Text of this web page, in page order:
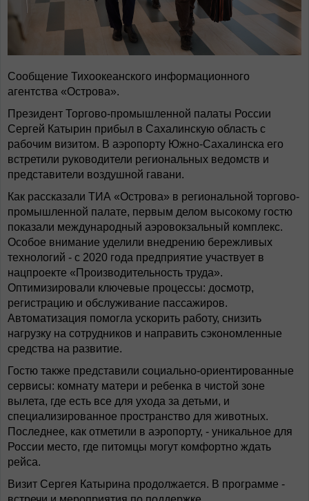
Сообщение Тихоокеанского информационного
агентства «Острова».
Президент Торгово-промышленной палаты России
Сергей Катырин прибыл в Сахалинскую область с
рабочим визитом. В аэропорту Южно-Сахалинска его
встретили руководители региональных ведомств и
представители воздушной гавани.
Как рассказали ТИА «Острова» в региональной торгово-
промышленной палате, первым делом высокому гостю
показали международный аэровокзальный комплекс.
Особое внимание уделили внедрению бережливых
технологий - с 2020 года предприятие участвует в
нацпроекте «Производительность труда».
Оптимизировали ключевые процессы: досмотр,
регистрацию и обслуживание пассажиров.
Автоматизация помогла ускорить работу, снизить
нагрузку на сотрудников и направить сэкономленные
средства на развитие.
Гостю также представили социально-ориентированные
сервисы: комнату матери и ребенка в чистой зоне
вылета, где есть все для ухода за детьми, и
специализированное пространство для животных.
Последнее, как отметили в аэропорту, - уникальное для
России место, где питомцы могут комфортно ждать
рейса.
Визит Сергея Катырина продолжается. В программе -